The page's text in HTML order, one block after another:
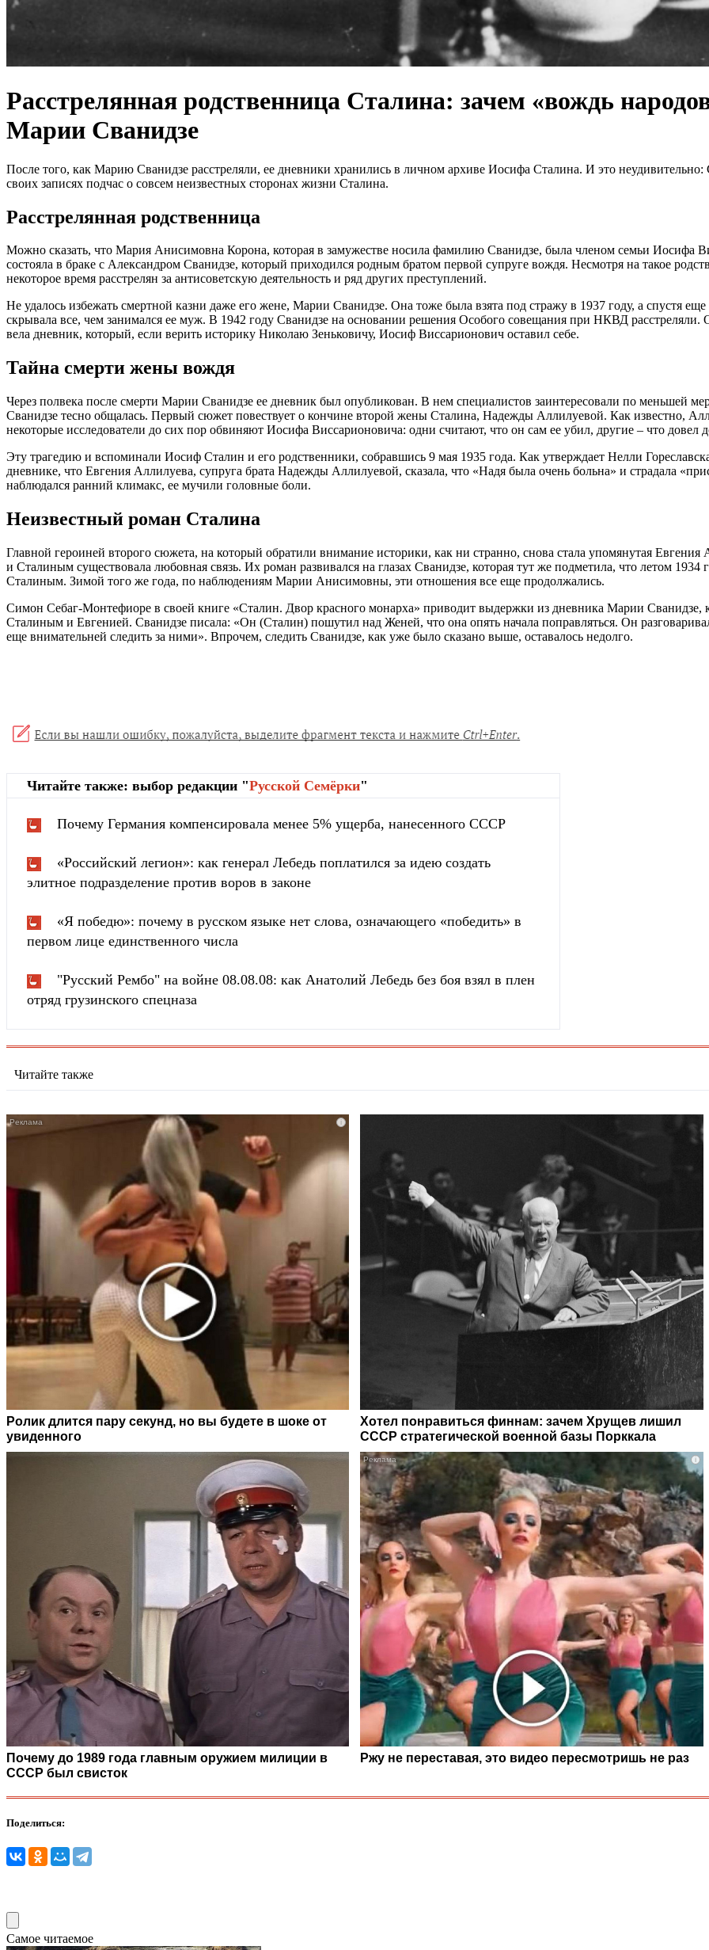
Расстрелянная родственница Сталина: зачем «вождь
Марии Сванидзе
После того, как Марию Сванидзе расстреляли, ее дневники хранились в личном архиве Иосифа Сталина. И это
своих записях подчас о совсем неизвестных сторонах жизни Сталина.
Расстрелянная родственница
Можно сказать, что Мария Анисимовна Корона, которая в замужестве носила фамилию Сванидзе, была членом семьи Иосифа
состояла в браке с Александром Сванидзе, который приходился родным братом первой супруге вождя. Несмотря на такое
некоторое время расстрелян за антисоветскую деятельность и ряд других преступлений.
Не удалось избежать смертной казни даже его жене, Марии Сванидзе. Она тоже была взята под стражу в 1937 году, а спустя
скрывала все, чем занимался ее муж. В 1942 году Сванидзе на основании решения Особого совещания при НКВД
вела дневник, который, если верить историку Николаю Зеньковичу, Иосиф Виссарионович оставил себе.
Тайна смерти жены вождя
Через полвека после смерти Марии Сванидзе ее дневник был опубликован. В нем специалистов заинтересовали по меньшей
Сванидзе тесно общалась. Первый сюжет повествует о кончине второй жены Сталина, Надежды Аллилуевой. Как известно,
некоторые исследователи до сих пор обвиняют Иосифа Виссарионовича: одни считают, что он сам ее убил, другие – что довел
Эту трагедию и вспоминали Иосиф Сталин и его родственники, собравшись 9 мая 1935 года. Как утверждает Нелли
дневнике, что Евгения Аллилуева, супруга брата Надежды Аллилуевой, сказала, что «Надя была очень больна» и страдала
наблюдался ранний климакс, ее мучили головные боли.
Неизвестный роман Сталина
Главной героиней второго сюжета, на который обратили внимание историки, как ни странно, снова стала упомянутая
и Сталиным существовала любовная связь. Их роман развивался на глазах Сванидзе, которая тут же подметила, что летом 1934
Сталиным. Зимой того же года, по наблюдениям Марии Анисимовны, эти отношения все еще продолжались.
Симон Себаг-Монтефиоре в своей книге «Сталин. Двор красного монарха» приводит выдержки из дневника Марии Сванидзе,
Сталиным и Евгенией. Сванидзе писала: «Он (Сталин) пошутил над Женей, что она опять начала поправляться. Он
еще внимательней следить за ними». Впрочем, следить Сванидзе, как уже было сказано выше, оставалось недолго.
Читайте также: выбор редакции "Русской Cемёрки"
Почему Германия компенсировала менее 5% ущерба, нанесенного СССР
«Российский легион»: как генерал Лебедь поплатился за идею создать
элитное подразделение против воров в законе
«Я победю»: почему в русском языке нет слова, означающего «победить» в
первом лице единственного числа
"Русский Рембо" на войне 08.08.08: как Анатолий Лебедь без боя взял в плен
отряд грузинского спецназа
Читайте также
i
Ролик длится пару секунд, но вы будете в шоке от
увиденного
Хотел понравиться финнам: зачем Хрущев лишил
СССР стратегической военной базы Порккала
Почему до 1989 года главным оружием милиции в
СССР был свисток
i
Ржу не переставая, это видео пересмотришь не раз
Поделиться:
Самое читаемое